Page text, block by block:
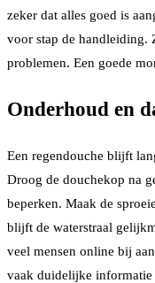
zeker dat alles goed is
voor stap de handleiding.
problemen. Een goede
Onderhoud en
Een regendouche blijft
Droog de douchekop na
beperken. Maak de
blijft de waterstraal
veel mensen online bij
vaak duidelijke